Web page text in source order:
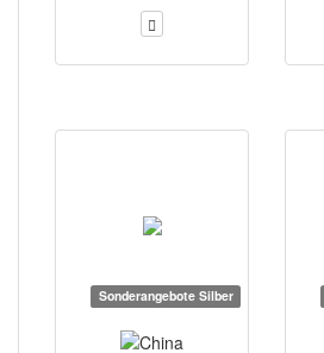
Sonderangebote Silber